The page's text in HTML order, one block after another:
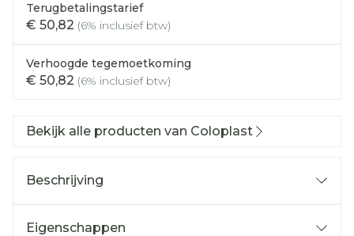
Terugbetalingstarief
€ 50,82 (6% inclusief btw)
Verhoogde tegemoetkoming
€ 50,82 (6% inclusief btw)
Bekijk alle producten van Coloplast
Beschrijving
Eigenschappen